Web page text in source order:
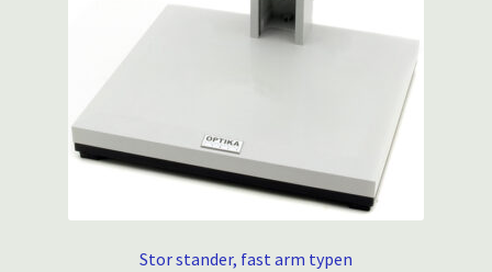
Stor stander, fast arm typen